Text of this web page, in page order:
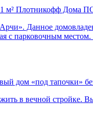
м² Плотникофф
Данное
с парковочным
дом «под тапочки»
в вечной стройке.